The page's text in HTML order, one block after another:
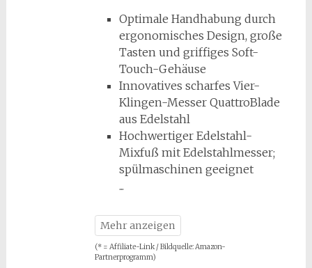
Optimale Handhabung durch
ergonomisches Design, große
Tasten und griffiges Soft-
Touch-Gehäuse
Innovatives scharfes Vier-
Klingen-Messer QuattroBlade
aus Edelstahl
Hochwertiger Edelstahl-
Mixfuß mit Edelstahlmesser;
spülmaschinen geeignet
(* = Affiliate-Link / Bildquelle: Amazon-
Partnerprogramm)